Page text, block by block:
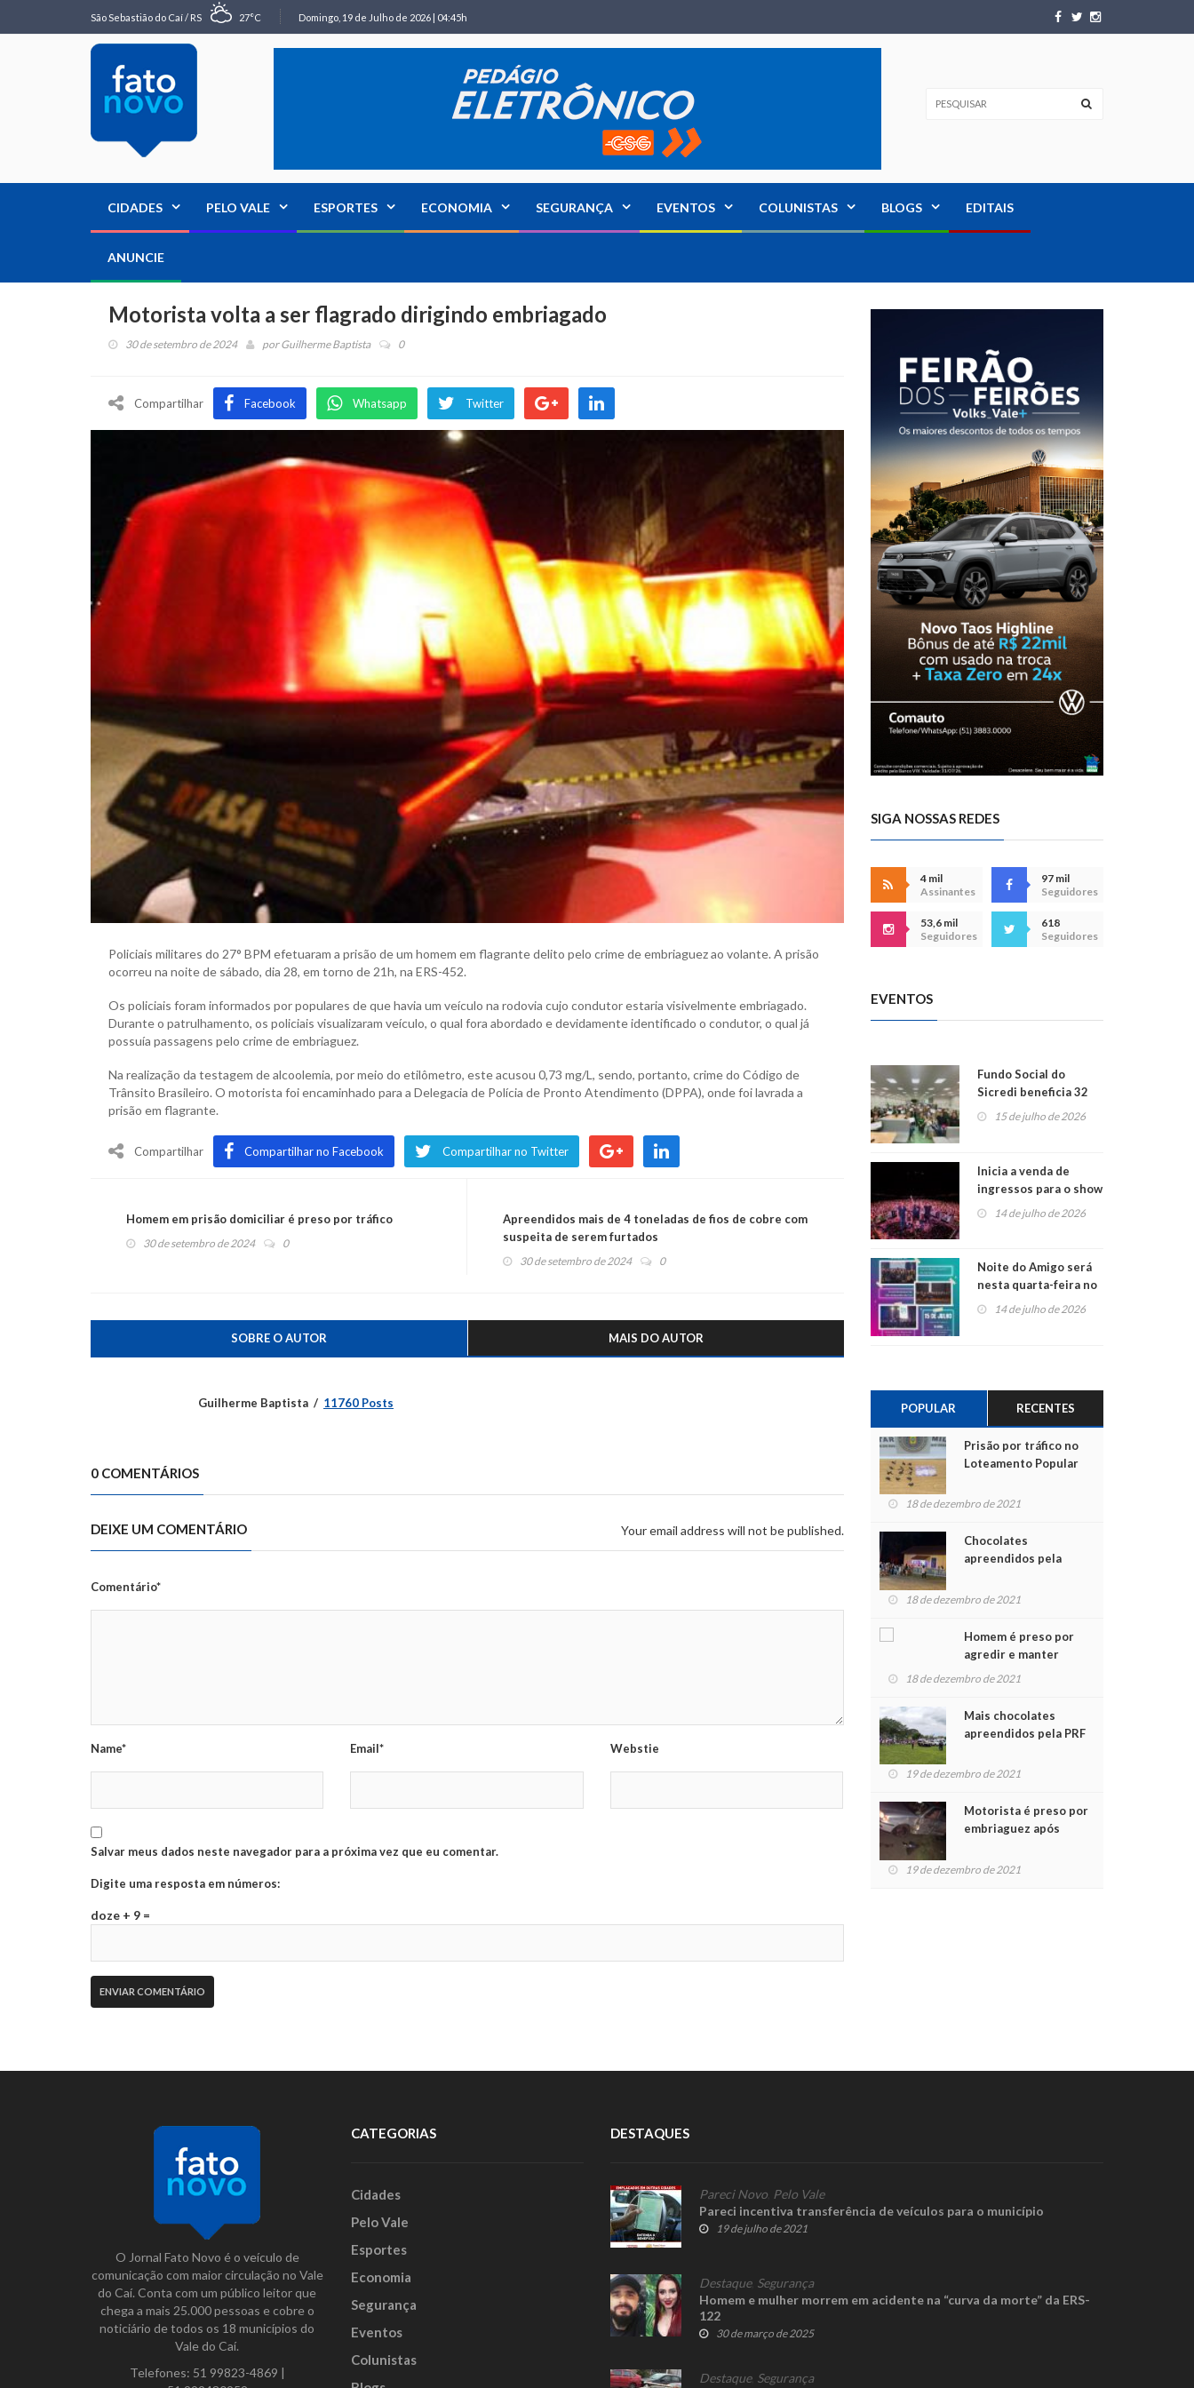
São Sebastião do Caí / RS 27°C Domingo, 19 de Julho de 2026 | 04:45h
CIDADES PELO VALE ESPORTES ECONOMIA SEGURANÇA EVENTOS COLUNISTAS BLOGS EDITAIS
ANUNCIE
Motorista volta a ser flagrado dirigindo embriagado
30 de setembro de 2024 porGuilherme Baptista 0
Compartilhar Facebook Whatsapp Twitter
Policiais militares do 27° BPM efetuaram a prisão de um homem em flagrante delito pelo crime de embriaguez ao volante. A prisão
ocorreu na noite de sábado, dia 28, em torno de 21h, na ERS-452.
Os policiais foram informados por populares de que havia um veículo na rodovia cujo condutor estaria visivelmente embriagado.
Durante o patrulhamento, os policiais visualizaram veículo, o qual fora abordado e devidamente identificado o condutor, o qual já
possuía passagens pelo crime de embriaguez.
Na realização da testagem de alcoolemia, por meio do etilômetro, este acusou 0,73 mg/L, sendo, portanto, crime do Código de
Trânsito Brasileiro. O motorista foi encaminhado para a Delegacia de Polícia de Pronto Atendimento (DPPA), onde foi lavrada a
prisão em flagrante.
Compartilhar Compartilhar no Facebook Compartilhar no Twitter
Homem em prisão domiciliar é preso por tráfico
30 de setembro de 2024 0
Apreendidos mais de 4 toneladas de fios de cobre com
suspeita de serem furtados
30 de setembro de 2024 0
SOBRE O AUTOR MAIS DO AUTOR
Guilherme Baptista 11760 Posts
0 COMENTÁRIOS
DEIXE UM COMENTÁRIO Your email address will not be published.
Comentário*
Name* Email* Webstie
Salvar meus dados neste navegador para a próxima vez que eu comentar.
Digite uma resposta em números:
doze + 9 =
SIGA NOSSAS REDES
4 mil
Assinantes
97 mil
Seguidores
53,6 mil
Seguidores
618
Seguidores
EVENTOS
Fundo Social do
Sicredi beneficia 32
projetos em
15 de julho de 2026
Inicia a venda de
ingressos para o show
do Jota Quest nos 45
anos da Sicredi Ouro
14 de julho de 2026
Noite do Amigo será
nesta quarta-feira no
Centro de Cultura de
14 de julho de 2026
POPULAR RECENTES
Prisão por tráfico no
Loteamento Popular
18 de dezembro de 2021
Chocolates
apreendidos pela
para crianças na
18 de dezembro de 2021
Homem é preso por
agredir e manter
mulher em cárcere
18 de dezembro de 2021
Mais chocolates
apreendidos pela PRF
crianças no Natal
19 de dezembro de 2021
Motorista é preso por
embriaguez após
feridos
19 de dezembro de 2021
O Jornal Fato Novo é o veículo de
comunicação com maior circulação no Vale
do Caí. Conta com um público leitor que
chega a mais 25.000 pessoas e cobre o
noticiário de todos os 18 municípios do
Vale do Caí.
Telefones: 51 99823-4869 |
CATEGORIAS
Cidades
Pelo Vale
Esportes
Economia
Segurança
Eventos
Colunistas
DESTAQUES
Pareci Novo Pelo Vale
Pareci incentiva transferência de veículos para o município
19 de julho de 2021
Destaque, Segurança
Homem e mulher morrem em acidente na “curva da morte” da ERS-
122
30 de março de 2025
Destaque, Segurança